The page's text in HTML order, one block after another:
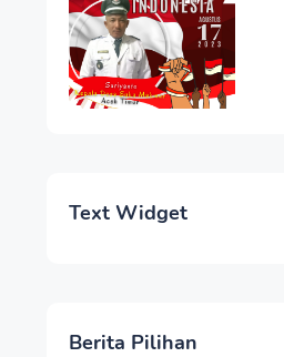
Text Widget
Berita Pilihan